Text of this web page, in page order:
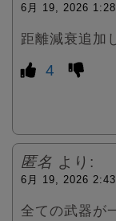
6月 19, 2026
距離減衰追加
4
匿名 より:
6月 19, 2026
全ての武器が